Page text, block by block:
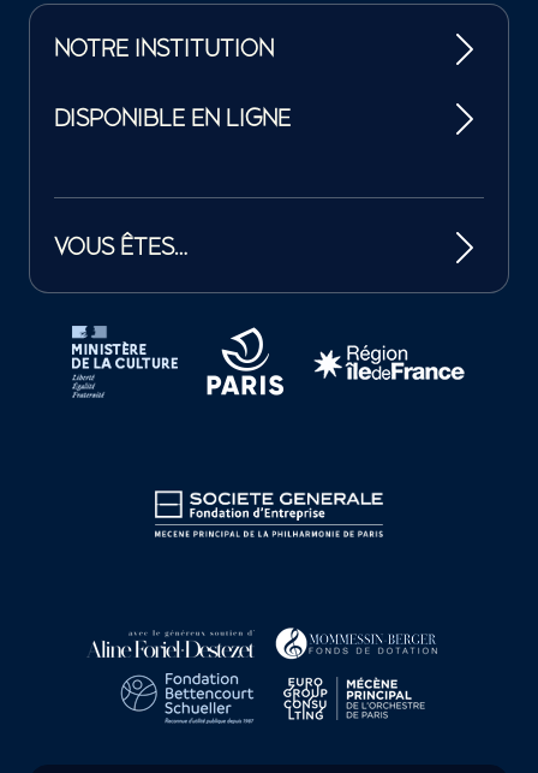
NOTRE INSTITUTION
DISPONIBLE EN LIGNE
VOUS ÊTES…
Tutelles et mécènes de la Philharmonie de Paris